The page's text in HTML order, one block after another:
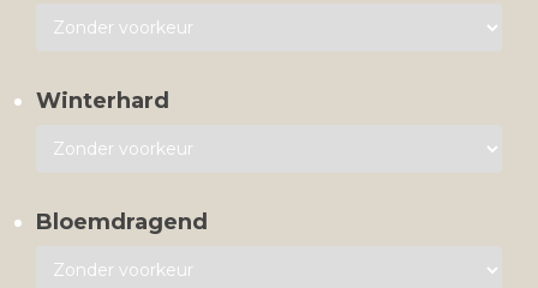
Winterhard
Bloemdragend